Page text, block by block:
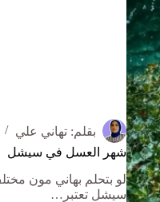
بقلم: تهاني علي
شهر العسل في سيشل
لو بتحلم بهاني مون
سيشل تعتبر…